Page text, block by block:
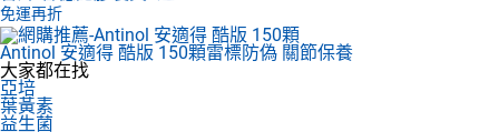
免運再折
Antinol 安適得 酷版 150顆雷標防偽 關節保養
大家都在找
亞培
葉黃素
益生菌